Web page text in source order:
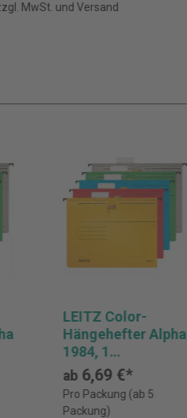
MwSt. und Versand
LEITZ Color-
Hängehefter Alpha
1984, 1
Abheftvorrichtung
, Rechtsheftung,
Pack: 5 Stück
ab 6,69 €*
Pro Packung (ab 5
Packung)